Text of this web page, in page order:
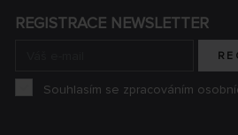
REGISTRACE NEWSLETTER
Souhlasím se zpracováním